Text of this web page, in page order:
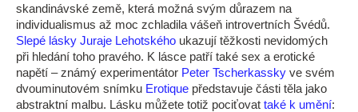
skandinávské země, která možná svým důrazem na
individualismus až moc zchladila vášeň introvertních Švédů.
Slepé lásky Juraje Lehotského ukazují těžkosti nevidomých
při hledání toho pravého. K lásce patří také sex a erotické
napětí – známý experimentátor Peter Tscherkassky ve svém
dvouminutovém snímku Erotique představuje části těla jako
abstraktní malbu. Lásku můžete totiž pociťovat také k umění: